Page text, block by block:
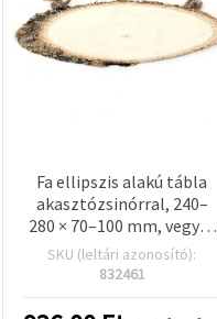
Fa ellipszis alakú tábla
akasztózsinórral, 240–
280 × 70–100 mm, vegyes
méretek
SKU (leltári azonosító):
832461